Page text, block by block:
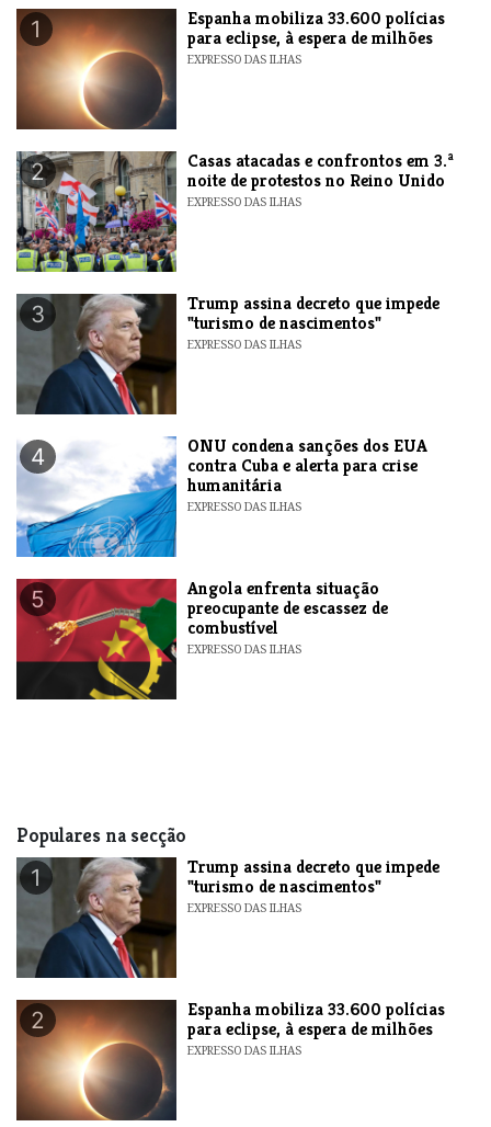
1
Espanha mobiliza 33.600 polícias
para eclipse, à espera de milhões
EXPRESSO DAS ILHAS
2
Casas atacadas e confrontos em 3.ª
noite de protestos no Reino Unido
EXPRESSO DAS ILHAS
3
Trump assina decreto que impede
"turismo de nascimentos"
EXPRESSO DAS ILHAS
4
ONU condena sanções dos EUA
contra Cuba e alerta para crise
humanitária
EXPRESSO DAS ILHAS
5
Angola enfrenta situação
preocupante de escassez de
combustível
EXPRESSO DAS ILHAS
Populares na secção
1
Trump assina decreto que impede
"turismo de nascimentos"
EXPRESSO DAS ILHAS
2
Espanha mobiliza 33.600 polícias
para eclipse, à espera de milhões
EXPRESSO DAS ILHAS